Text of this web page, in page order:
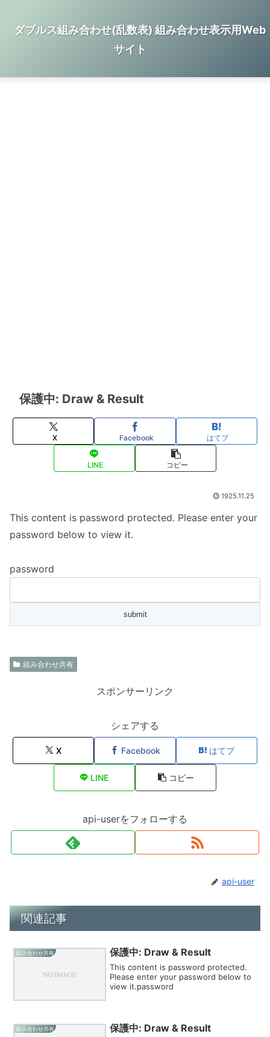
ダブルス組み合わせ(乱数表) 組み合わせ表示用Web
サイト
保護中: Draw & Result
X Facebook はてブ
LINE コピー
1925.11.25
This content is password protected. Please enter your
password below to view it.
password
組み合わせ共有
スポンサーリンク
シェアする
X Facebook はてブ
LINE コピー
api-userをフォローする
api-user
関連記事
組み合わせ共有 保護中: Draw & Result
This content is password protected.
Please enter your password below to
view it.password
組み合わせ共有 保護中: Draw & Result